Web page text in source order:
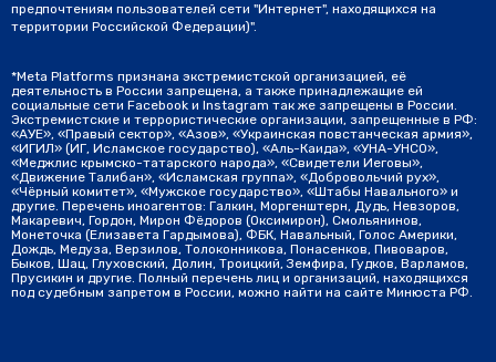
предпочтениям пользователей сети "Интернет", находящихся на
территории Российской Федерации)".
*Meta Platforms признана экстремистской организацией, её
деятельность в России запрещена, а также принадлежащие ей
социальные сети Facebook и Instagram так же запрещены в России.
Экстремистские и террористические организации, запрещенные в РФ:
«АУЕ», «Правый сектор», «Азов», «Украинская повстанческая армия»,
«ИГИЛ» (ИГ, Исламское государство), «Аль-Каида», «УНА-УНСО»,
«Меджлис крымско-татарского народа», «Свидетели Иеговы»,
«Движение Талибан», «Исламская группа», «Добровольчий рух»,
«Чёрный комитет», «Мужское государство», «Штабы Навального» и
другие. Перечень иноагентов: Галкин, Моргенштерн, Дудь, Невзоров,
Макаревич, Гордон, Мирон Фёдоров (Оксимирон), Смольянинов,
Монеточка (Елизавета Гардымова), ФБК, Навальный, Голос Америки,
Дождь, Медуза, Верзилов, Толоконникова, Понасенков, Пивоваров,
Быков, Шац, Глуховский, Долин, Троицкий, Земфира, Гудков, Варламов,
Прусикин и другие. Полный перечень лиц и организаций, находящихся
под судебным запретом в России, можно найти на сайте Минюста РФ.